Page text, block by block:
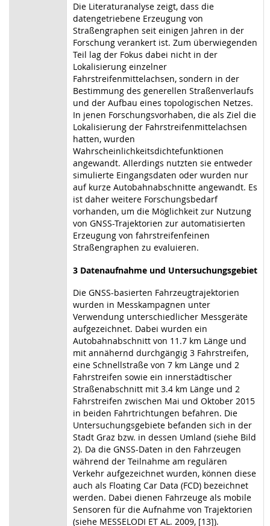
Die Literaturanalyse zeigt, dass die
datengetriebene Erzeugung von
Straßengraphen seit einigen Jahren in der
Forschung verankert ist. Zum überwiegenden
Teil lag der Fokus dabei nicht in der
Lokalisierung einzelner
Fahrstreifenmittelachsen, sondern in der
Bestimmung des generellen Straßenverlaufs
und der Aufbau eines topologischen Netzes.
In jenen Forschungsvorhaben, die als Ziel die
Lokalisierung der Fahrstreifenmittelachsen
hatten, wurden
Wahrscheinlichkeitsdichtefunktionen
angewandt. Allerdings nutzten sie entweder
simulierte Eingangsdaten oder wurden nur
auf kurze Autobahnabschnitte angewandt. Es
ist daher weitere Forschungsbedarf
vorhanden, um die Möglichkeit zur Nutzung
von GNSS-Trajektorien zur automatisierten
Erzeugung von fahrstreifenfeinen
Straßengraphen zu evaluieren.
3 Datenaufnahme und Untersuchungsgebiet
Die GNSS-basierten Fahrzeugtrajektorien
wurden in Messkampagnen unter
Verwendung unterschiedlicher Messgeräte
aufgezeichnet. Dabei wurden ein
Autobahnabschnitt von 11.7 km Länge und
mit annähernd durchgängig 3 Fahrstreifen,
eine Schnellstraße von 7 km Länge und 2
Fahrstreifen sowie ein innerstädtischer
Straßenabschnitt mit 3.4 km Länge und 2
Fahrstreifen zwischen Mai und Oktober 2015
in beiden Fahrtrichtungen befahren. Die
Untersuchungsgebiete befanden sich in der
Stadt Graz bzw. in dessen Umland (siehe Bild
2). Da die GNSS-Daten in den Fahrzeugen
während der Teilnahme am regulären
Verkehr aufgezeichnet wurden, können diese
auch als Floating Car Data (FCD) bezeichnet
werden. Dabei dienen Fahrzeuge als mobile
Sensoren für die Aufnahme von Trajektorien
(siehe MESSELODI ET AL. 2009, [13]).